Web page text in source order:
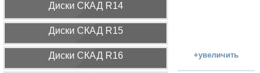
Диcки СКАД R14
Диcки СКАД R15
Диcки СКАД R16 +увеличить